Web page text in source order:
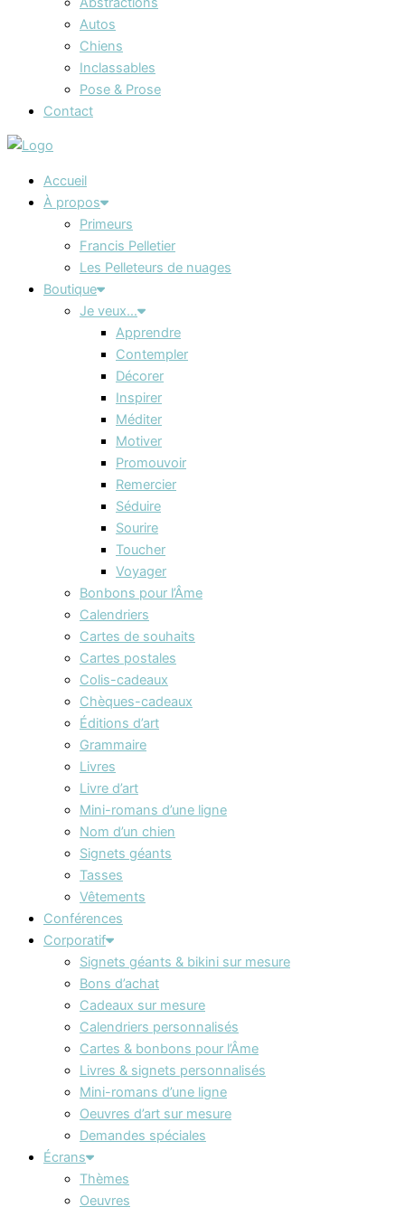
Autos
Chiens
Inclassables
Pose & Prose
Contact
Accueil
À propos
Primeurs
Francis Pelletier
Les Pelleteurs de nuages
Boutique
Je veux…
Apprendre
Contempler
Décorer
Inspirer
Méditer
Motiver
Promouvoir
Remercier
Séduire
Sourire
Toucher
Voyager
Bonbons pour l’Âme
Calendriers
Cartes de souhaits
Cartes postales
Colis-cadeaux
Chèques-cadeaux
Éditions d’art
Grammaire
Livres
Livre d’art
Mini-romans d’une ligne
Nom d’un chien
Signets géants
Tasses
Vêtements
Conférences
Corporatif
Signets géants & bikini sur mesure
Bons d’achat
Cadeaux sur mesure
Calendriers personnalisés
Cartes & bonbons pour l’Âme
Livres & signets personnalisés
Mini-romans d’une ligne
Oeuvres d’art sur mesure
Demandes spéciales
Écrans
Thèmes
Oeuvres